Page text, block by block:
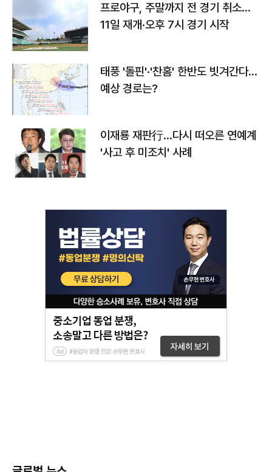
프로야구, 주말까지 전 경기 취소…
11일 재개·오후 7시 경기 시작
태풍 '돌핀'·'찬홈' 한반도 빗겨간다…
예상 경로는?
이재룡 재판行…다시 떠오른 연예계
'사고 후 미조치' 사례